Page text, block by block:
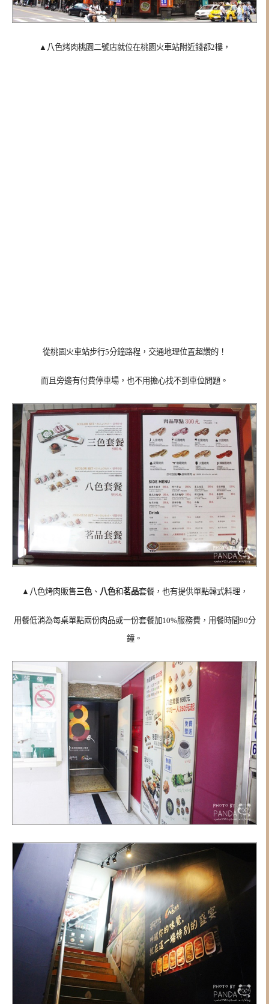
▲八色烤肉桃園二號店就位在桃園火車站附近錢都2樓，
從桃園火車站步行5分鐘路程，交通地理位置超讚的！
而且旁邊有付費停車場，也不用擔心找不到車位問題。
▲八色烤肉販售三色、 八色和茗品套餐，也有提供單點韓式料理，
用餐低消為每桌單點兩份肉品或一份套餐加10%服務費，用餐時間90分
鐘。